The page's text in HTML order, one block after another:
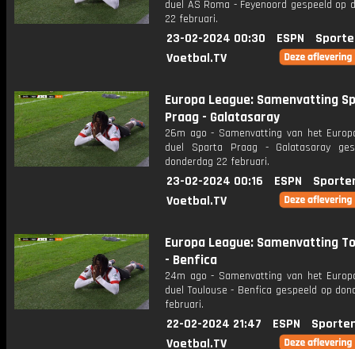
duel AS Roma - Feyenoord gespeeld op
22 februari.
23-02-2024 00:30 ESPN
Voetbal.TV
Europa League: Samenvatting
Praag - Galatasaray
26m ago - Samenvatting van het
duel Sparta Praag - Galatasaray
donderdag 22 februari.
23-02-2024 00:16 ESPN
Voetbal.TV
Europa League: Samenvatting
- Benfica
24m ago - Samenvatting van het
duel Toulouse - Benfica gespeeld op
februari.
22-02-2024 21:47 ESPN
Voetbal.TV